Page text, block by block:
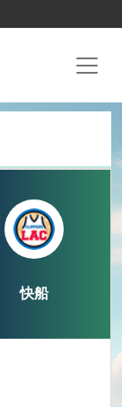
快船